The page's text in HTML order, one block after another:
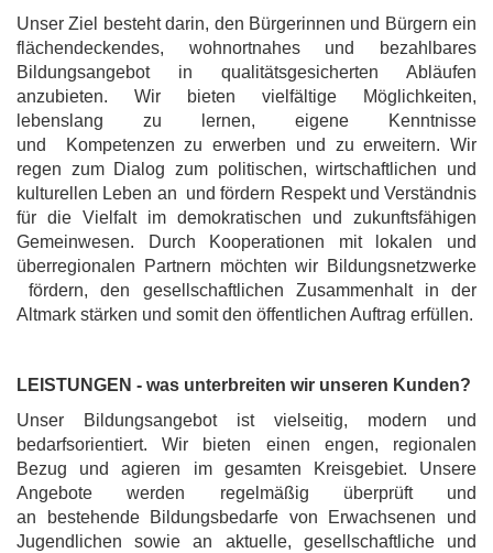
Unser Ziel besteht darin, den Bürgerinnen und Bürgern ein
flächendeckendes, wohnortnahes und bezahlbares
Bildungsangebot in qualitätsgesicherten Abläufen
anzubieten. Wir bieten vielfältige Möglichkeiten,
lebenslang zu lernen, eigene Kenntnisse
und Kompetenzen zu erwerben und zu erweitern. Wir
regen zum Dialog zum politischen, wirtschaftlichen und
kulturellen Leben an und fördern Respekt und Verständnis
für die Vielfalt im demokratischen und zukunftsfähigen
Gemeinwesen. Durch Kooperationen mit lokalen und
überregionalen Partnern möchten wir Bildungsnetzwerke
fördern, den gesellschaftlichen Zusammenhalt in der
Altmark stärken und somit den öffentlichen Auftrag erfüllen.
LEISTUNGEN - was unterbreiten wir unseren Kunden?
Unser Bildungsangebot ist vielseitig, modern und
bedarfsorientiert. Wir bieten einen engen, regionalen
Bezug und agieren im gesamten Kreisgebiet. Unsere
Angebote werden regelmäßig überprüft und
an bestehende Bildungsbedarfe von Erwachsenen und
Jugendlichen sowie an aktuelle, gesellschaftliche und